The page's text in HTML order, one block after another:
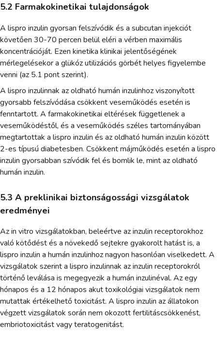
5.2 Farmakokinetikai tulajdonságok
A lispro inzulin gyorsan felszívódik és a subcutan injekciót
követően 30-70 percen belül eléri a vérben maximális
koncentrációját. Ezen kinetika klinikai jelentőségének
mérlegelésekor a glükóz utilizációs görbét helyes figyelembe
venni (az 5.1 pont szerint).
A lispro inzulinnak az oldható humán inzulinhoz viszonyított
gyorsabb felszívódása csökkent veseműködés esetén is
fenntartott. A farmakokinetikai eltérések függetlenek a
veseműködéstől, és a veseműködés széles tartományában
megtartottak a lispro inzulin és az oldható humán inzulin között
2-es típusú diabetesben. Csökkent májműködés esetén a lispro
inzulin gyorsabban szívódik fel és bomlik le, mint az oldható
humán inzulin.
5.3 A preklinikai biztonságossági vizsgálatok
eredményei
Az in vitro vizsgálatokban, beleértve az inzulin receptorokhoz
való kötődést és a növekedő sejtekre gyakorolt hatást is, a
lispro inzulin a humán inzulinhoz nagyon hasonlóan viselkedett. A
vizsgálatok szerint a lispro inzulinnak az inzulin receptorokról
történő leválása is megegyezik a humán inzulinéval. Az egy
hónapos és a 12 hónapos akut toxikológiai vizsgálatok nem
mutattak értékelhető toxicitást. A lispro inzulin az állatokon
végzett vizsgálatok során nem okozott fertilitáscsökkenést,
embriotoxicitást vagy teratogenitást.